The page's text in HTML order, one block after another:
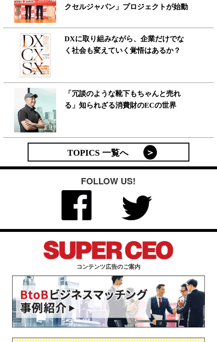
クセルジャパン」プロジェクトが始動
DXに取り組みながら、企業だけでな
く社会も変えていく覚悟はあるか？
「冗談のような靴下もちゃんと売れ
る」知られざる消費財のECの世界
TOPICS 一覧へ
FOLLOW US!
コンテンツ広告のご案内